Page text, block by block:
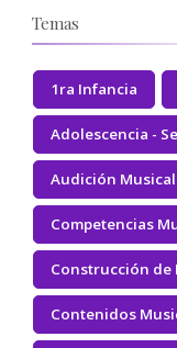
Temas
1ra Infancia
Adolescencia -
Audición Musical
Competencias
Construcción
Contenidos